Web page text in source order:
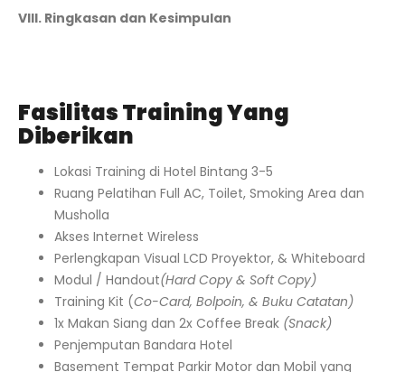
VIII. Ringkasan dan Kesimpulan
Fasilitas Training Yang
Diberikan
Lokasi Training di Hotel Bintang 3-5
Ruang Pelatihan Full AC, Toilet, Smoking Area dan
Musholla
Akses Internet Wireless
Perlengkapan Visual LCD Proyektor, & Whiteboard
Modul / Handout(Hard Copy & Soft Copy)
Training Kit (Co-Card, Bolpoin, & Buku Catatan)
1x Makan Siang dan 2x Coffee Break (Snack)
Penjemputan Bandara Hotel
Basement Tempat Parkir Motor dan Mobil yang